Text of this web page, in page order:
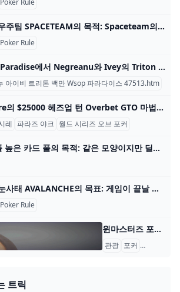
Poker Rule
우주팀 SPACETEAM의 목적: Spaceteam의 목적은 타이머가 끝나기 전에 6개의 시스템 바둑 카드를 모두 모으는 것입니다. 플레이어 수: 3~6명 재료: 카
Poker Rule
WSOP Paradise에서 Negreanu와 Ivey의 Triton Million 파트너는 누구입니까? 목차 WSOPP(World Series of Poker Paradise)의 두 번째 에디션이 오늘 오후 바하마에서 $2,500의 WSOP 미니 메인 이벤트로 시작됩니다. 이번 미니 메인 이벤트는 아틀란티스 파
아이비 트리톤 백만 Wsop 파라다이스 47513.htm
Messere의 $25000 헤즈업 턴 Overbet GTO 마법사가 승인되었습니까? WSOP $25,000 Heads-Up Championship에는 수많은 슈퍼스타들이 참여하며, 이들 중 일부는 수년 동안 이 형식에 전문적으로 참여해 왔습니다. 토너먼트는 토너먼트의 깊이
레 파라즈 야크 월드 시리즈 오브 포커
하이카드 풀 높은 카드 풀의 목적: 같은 모양이지만 딜러가 처리한 단일 카드보다 더 높은 등급의 카드를 가지고 베팅에서 승리하세요. 플레이어 수: 3-8명 카드 수: 52장 카드 덱
눈사태 AVALANCHE의 목표: 게임이 끝날 때까지 가장 많은 카드를 수집한 플레이어가 되세요. 플레이어 수: 2~6명 카드 수: 110장(덱 2개, 조커 6개) 카드
Poker Rule
윈마스터즈 포커 오픈 토너먼트 스포트라이트 2024년 5월 28일~7월 17일 미국 제55회 World Series of Poker - WSOP 2024, 라스베거스 2024년 5월 30일 - 6월 9일 영국 Grosvenor UK 포커 투어 - GUKPT 리
관광 포커 포커 데이
트릭